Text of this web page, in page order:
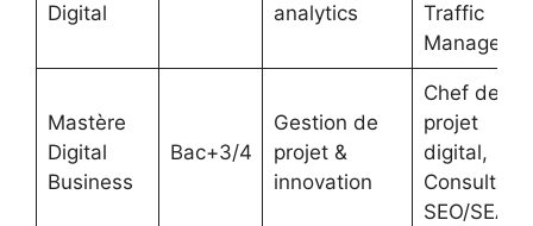
Digital
analytics
Traffic
Manager
Mastère
Digital
Business
Bac+3/4
Gestion de
projet &
innovation
Chef de
projet
digital,
Consultant
SEO/SEA